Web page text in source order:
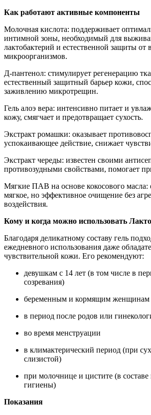
Как работают активные компоненты
Молочная кислота: поддерживает
интимной зоны, необходимый для
лактобактерий и естественной защиты от
микроорганизмов.
Д-пантенол: стимулирует регенерацию
естественный защитный барьер кожи,
заживлению микротрещин.
Гель алоэ вера: интенсивно питает и
кожу, смягчает и предотвращает сухость.
Экстракт ромашки: оказывает
успокаивающее действие, снижает
Экстракт череды: известен своими
противозудными свойствами, помогает
Мягкие ПАВ на основе кокосового масла:
мягкое, но эффективное очищение без
воздействия.
Кому и когда можно использовать
Благодаря деликатному составу гель
ежедневного использования даже
чувствительной кожи. Его рекомендуют:
девушкам с 14 лет (в том числе в
созревания)
беременным и кормящим женщинам
в период после родов или
во время менструации
в климактерический период (при
слизистой)
при молочнице и цистите (в
гигиены)
Показания